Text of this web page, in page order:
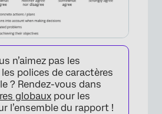
n’aimez pas les
polices de caractères
? Rendez-vous dans
globaux pour les
l’ensemble du rapport !